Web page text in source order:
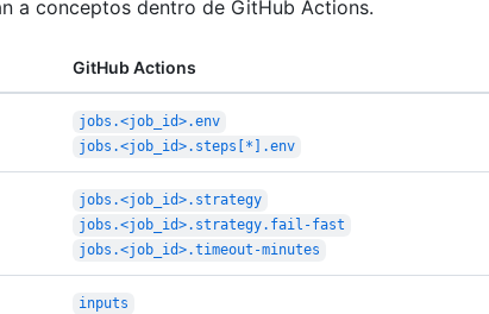
a conceptos dentro de GitHub Actions.
GitHub Actions
jobs.<job_id>.env
jobs.<job_id>.steps[*].env
jobs.<job_id>.strategy
jobs.<job_id>.strategy.fail-fast
jobs.<job_id>.timeout-minutes
inputs